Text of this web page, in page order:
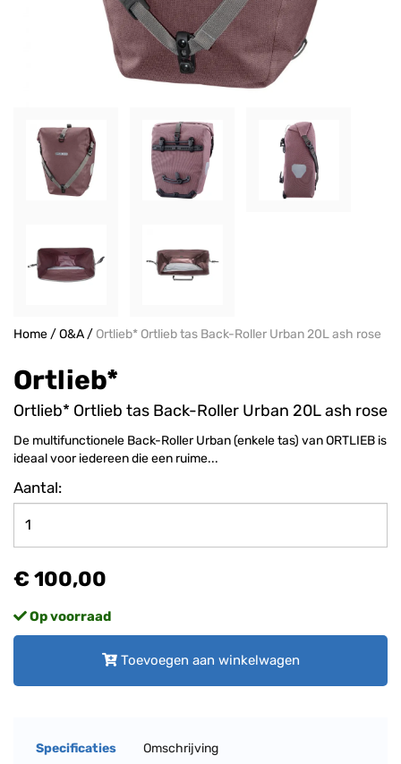
Home/O&A/ Ortlieb* Ortlieb tas Back-Roller Urban 20L ash rose
Ortlieb*
Ortlieb* Ortlieb tas Back-Roller Urban 20L ash rose
De multifunctionele Back-Roller Urban (enkele tas) van ORTLIEB is
ideaal voor iedereen die een ruime...
Aantal:
€ 100,00
Op voorraad
Toevoegen aan winkelwagen
Specificaties Omschrijving